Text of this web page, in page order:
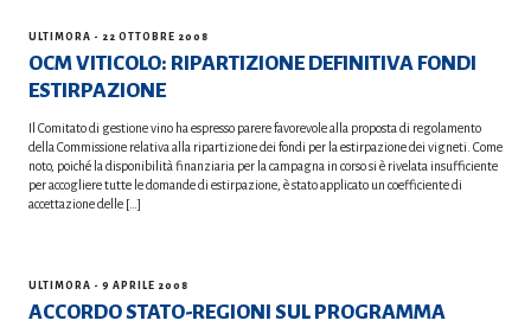
ULTIMORA - 22 OTTOBRE 2008
OCM VITICOLO: RIPARTIZIONE DEFINITIVA FONDI
ESTIRPAZIONE
Il Comitato di gestione vino ha espresso parere favorevole alla proposta di regolamento
della Commissione relativa alla ripartizione dei fondi per la estirpazione dei vigneti. Come
noto, poiché la disponibilità finanziaria per la campagna in corso si è rivelata insufficiente
per accogliere tutte le domande di estirpazione, è stato applicato un coefficiente di
accettazione delle […]
ULTIMORA - 9 APRILE 2008
ACCORDO STATO-REGIONI SUL PROGRAMMA